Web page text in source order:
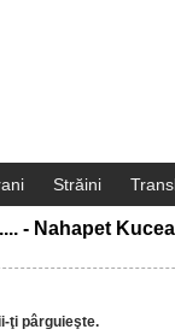
Străini
- Nahapet
ţi pârguieşte.